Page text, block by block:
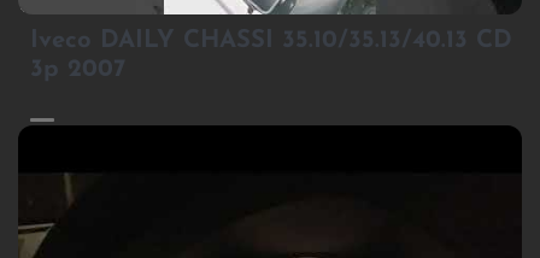
1
Iveco DAILY CHASSI 35.10/35.13/40.13 CD
3p 2007